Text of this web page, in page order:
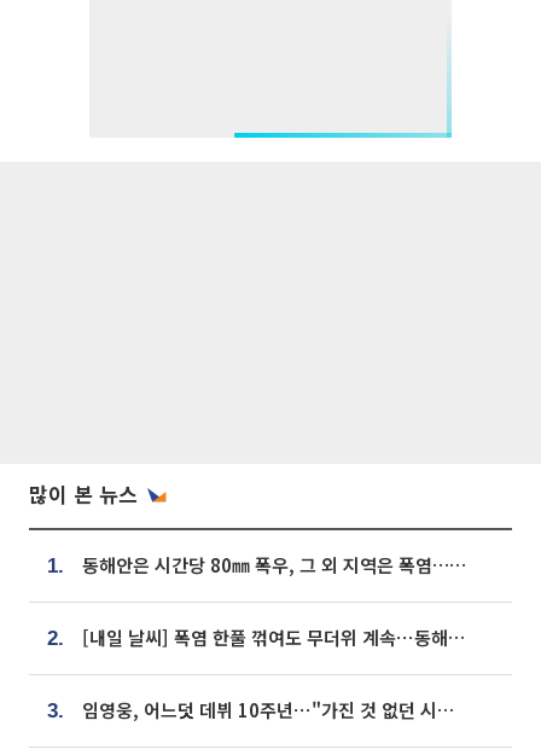
많이 본 뉴스
1. 동해안은 시간당 80㎜ 폭우, 그 외 지역은 폭염…‘극과 극 날씨’
2. [내일 날씨] 폭염 한풀 꺾여도 무더위 계속⋯동해안 이틀 연속 비
3. 임영웅, 어느덧 데뷔 10주년⋯"가진 것 없던 시절, 내 앞엔 20명의 팬뿐"